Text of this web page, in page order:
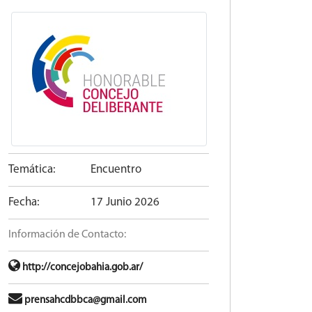
Temática: Encuentro
Fecha: 17 Junio 2026
Información de Contacto:
http://concejobahia.gob.ar/
prensahcdbbca@gmail.com